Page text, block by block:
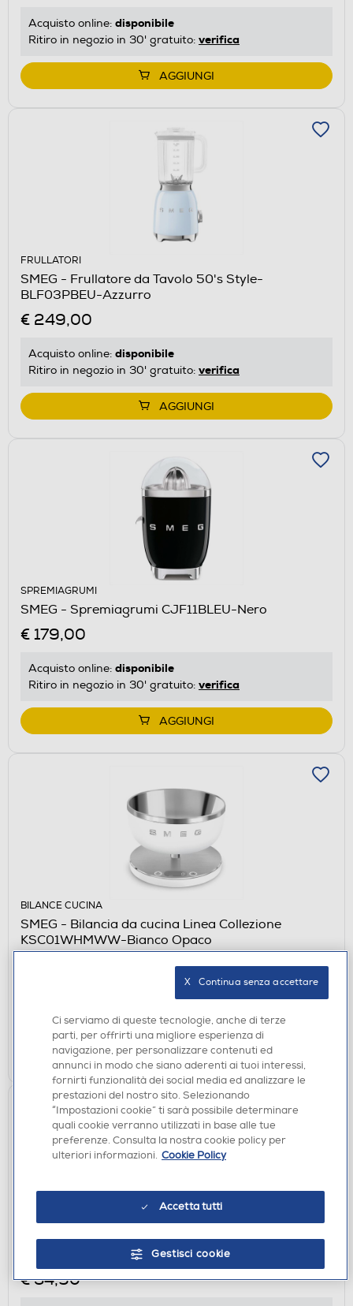
Acquisto online: disponibile
Ritiro in negozio in 30' gratuito: verifica
AGGIUNGI
FRULLATORI
SMEG - Frullatore da Tavolo 50's Style-
BLF03PBEU-Azzurro
€ 249,00
Acquisto online: disponibile
Ritiro in negozio in 30' gratuito: verifica
AGGIUNGI
SPREMIAGRUMI
SMEG - Spremiagrumi CJF11BLEU-Nero
€ 179,00
Acquisto online: disponibile
Ritiro in negozio in 30' gratuito: verifica
AGGIUNGI
BILANCE CUCINA
SMEG - Bilancia da cucina Linea Collezione
KSC01WHMWW-Bianco Opaco
Ritiro in negozio in 30' gratuito:verifica
AGGIUNGI
HAIER - Set di strumenti da vino HAWBKIT05
€ 34,90
Ci serviamo di queste tecnologie, anche di terze
parti, per offrirti una migliore esperienza di
navigazione, per personalizzare contenuti ed
annunci in modo che siano aderenti ai tuoi interessi,
fornirti funzionalità dei social media ed analizzare le
prestazioni del nostro sito. Selezionando
“Impostazioni cookie” ti sarà possibile determinare
quali cookie verranno utilizzati in base alle tue
preferenze. Consulta la nostra cookie policy per
ulteriori informazioni. Cookie Policy
Accetta tutti
Gestisci cookie
X   Continua senza accettare